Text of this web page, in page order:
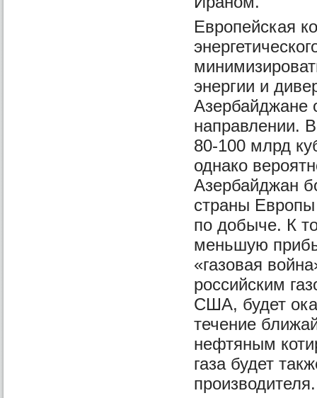
Европейская
энергии и
Азербайджане
направлении.
80-100 млрд
однако
Азербайджан
страны Европы
по добыче. К
меньшую
«газовая
российским
США, будет
течение
нефтяным
газа будет
производителя.